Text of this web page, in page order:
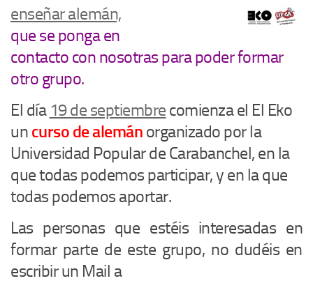
enseñar alemán,
que se ponga en
contacto con nosotras para poder formar
otro grupo.
El día 19 de septiembre comienza el El Eko
un curso de alemán organizado por la
Universidad Popular de Carabanchel, en la
que todas podemos participar, y en la que
todas podemos aportar.
Las personas que estéis interesadas en
formar parte de este grupo, no dudéis en
escribir un Mail a